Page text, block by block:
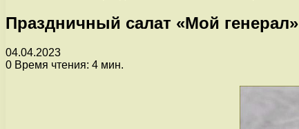
Праздничный салат «Мой генерал»
04.04.2023
0 Время чтения: 4 мин.